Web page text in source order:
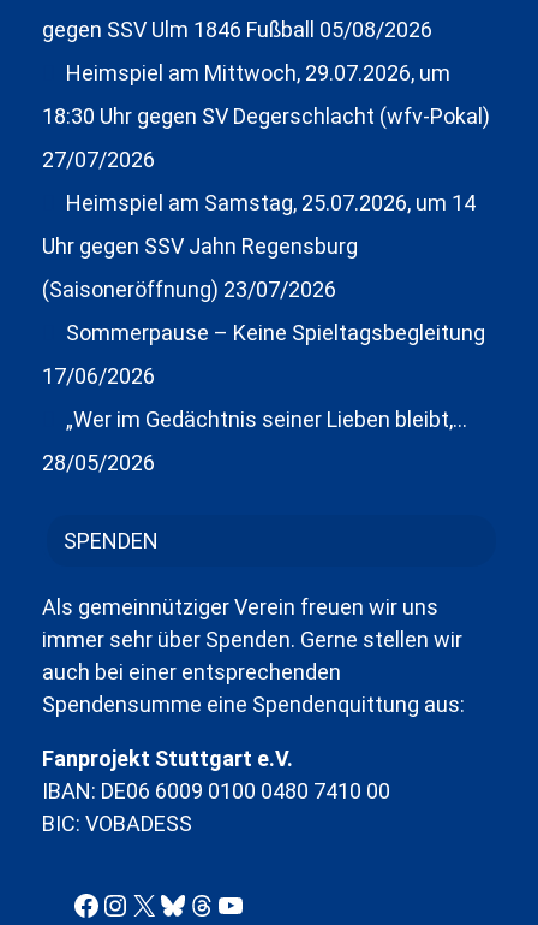
gegen SSV Ulm 1846 Fußball
05/08/2026
Heimspiel am Mittwoch, 29.07.2026, um
18:30 Uhr gegen SV Degerschlacht (wfv-Pokal)
27/07/2026
Heimspiel am Samstag, 25.07.2026, um 14
Uhr gegen SSV Jahn Regensburg
(Saisoneröffnung) 23/07/2026
Sommerpause – Keine Spieltagsbegleitung
17/06/2026
„Wer im Gedächtnis seiner Lieben bleibt,…
28/05/2026
SPENDEN
Als gemeinnütziger Verein freuen wir uns
immer sehr über Spenden. Gerne stellen wir
auch bei einer entsprechenden
Spendensumme eine Spendenquittung aus:
Fanprojekt Stuttgart e.V.
IBAN: DE06 6009 0100 0480 7410 00
BIC: VOBADESS
Facebook
Instagram
X Bluesky
Threads
YouTube